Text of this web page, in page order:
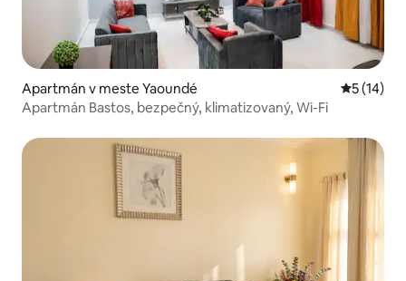
Apartmán v meste Yaoundé
5 (14)
Apartmán Bastos, bezpečný, klimatizovaný, Wi-Fi